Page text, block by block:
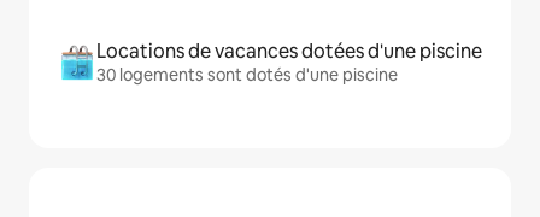
Locations de vacances dotées d'une piscine
30 logements sont dotés d'une piscine